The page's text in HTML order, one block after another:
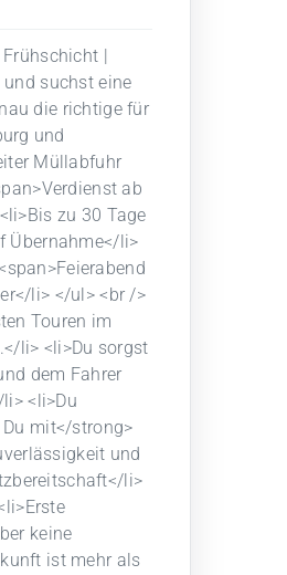
|
suchst eine
die richtige für
und
Müllabfuhr
ab
zu 30 Tage
Übernahme</li>
li> </ul> <br />
Touren im
li> <li>Du sorgst
dem Fahrer
<li>Du
mit</strong>
und
li>
keine
ist mehr als